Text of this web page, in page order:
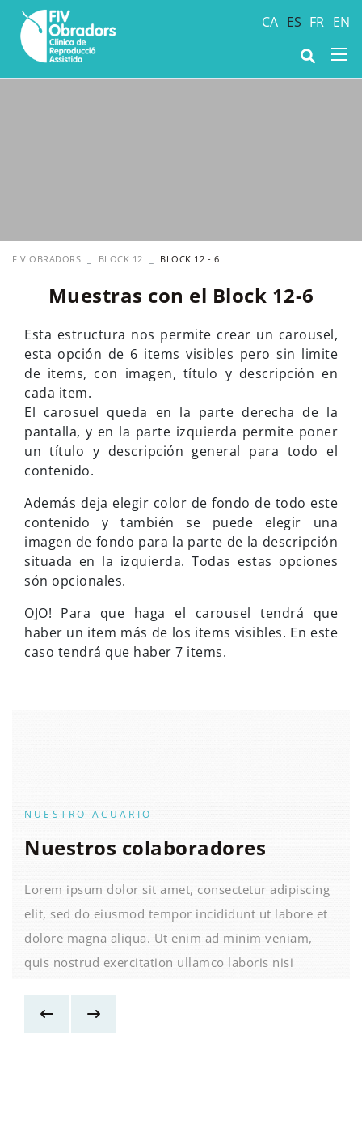
CA ES FR EN
FIV OBRADORS BLOCK 12 BLOCK 12 - 6
Muestras con el Block 12-6
Esta estructura nos permite crear un carousel,
esta opción de 6 items visibles pero sin limite
de items, con imagen, título y descripción en
cada item.
El carosuel queda en la parte derecha de la
pantalla, y en la parte izquierda permite poner
un título y descripción general para todo el
contenido.
Además deja elegir color de fondo de todo este
contenido y también se puede elegir una
imagen de fondo para la parte de la descripción
situada en la izquierda. Todas estas opciones
són opcionales.
OJO! Para que haga el carousel tendrá que
haber un item más de los items visibles. En este
caso tendrá que haber 7 items.
NUESTRO ACUARIO
Nuestros colaboradores
Lorem ipsum dolor sit amet, consectetur adipiscing
elit, sed do eiusmod tempor incididunt ut labore et
dolore magna aliqua. Ut enim ad minim veniam,
quis nostrud exercitation ullamco laboris nisi